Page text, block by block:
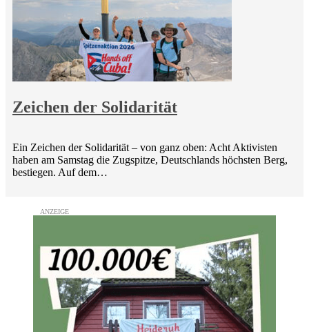
Zeichen der Solidarität
Ein Zeichen der Solidarität – von ganz oben: Acht Aktivisten
haben am Samstag die Zugspitze, Deutschlands höchsten Berg,
bestiegen. Auf dem…